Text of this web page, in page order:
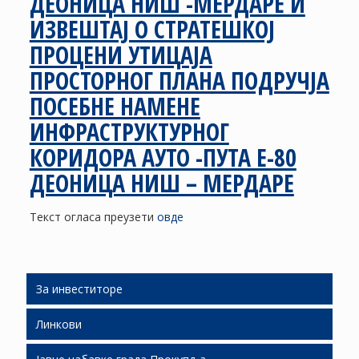
ИЗВЕШТАЈ О СТРАТЕШКОЈ
ПРОЦЕНИ УТИЦАЈА
ПРОСТОРНОГ ПЛАНА ПОДРУЧЈА
ПОСЕБНЕ НАМЕНЕ
ИНФРАСТРУКТУРНОГ
КОРИДОРА АУТО -ПУТА Е-80
ДЕОНИЦА НИШ – МЕРДАРЕ
Текст огласа преузети овде
За инвеститоре
Људски ресурси
Линкови